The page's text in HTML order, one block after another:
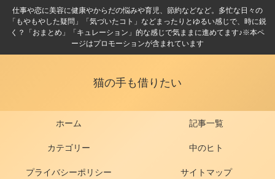
仕事や恋に美容に健康やからだの悩みや育児、節約などなど。多忙な日々の
「もやもやした疑問」「気づいたコト」などまったりとゆるい感じで、時に鋭
く？「おまとめ」「キュレーション」的な感じで気ままに進めてます♪※本ペ
ージはプロモーションが含まれています
猫の手も借りたい
ホーム 記事一覧
カテゴリー 中のヒト
プライバシーポリシー サイトマップ